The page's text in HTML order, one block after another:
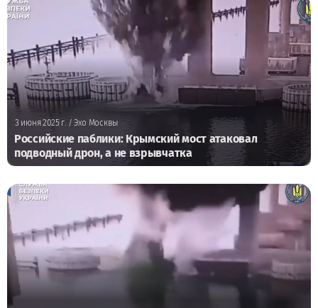
3 июня 2025 г./ Эхо Москвы
Российские паблики: Крымский мост атаковал
подводный дрон, а не взрывчатка